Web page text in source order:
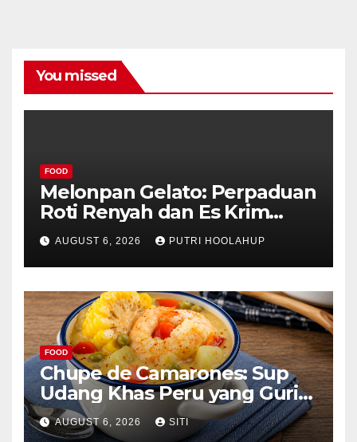
You missed
FOOD
Melonpan Gelato: Perpaduan
Roti Renyah dan Es Krim
Lembut yang Menggoda
AUGUST 6, 2026 PUTRI HOOLAHUP
FOOD
Chupe de Camarones: Sup
Udang Khas Peru yang Gurih
Lezat
AUGUST 6, 2026 SITI